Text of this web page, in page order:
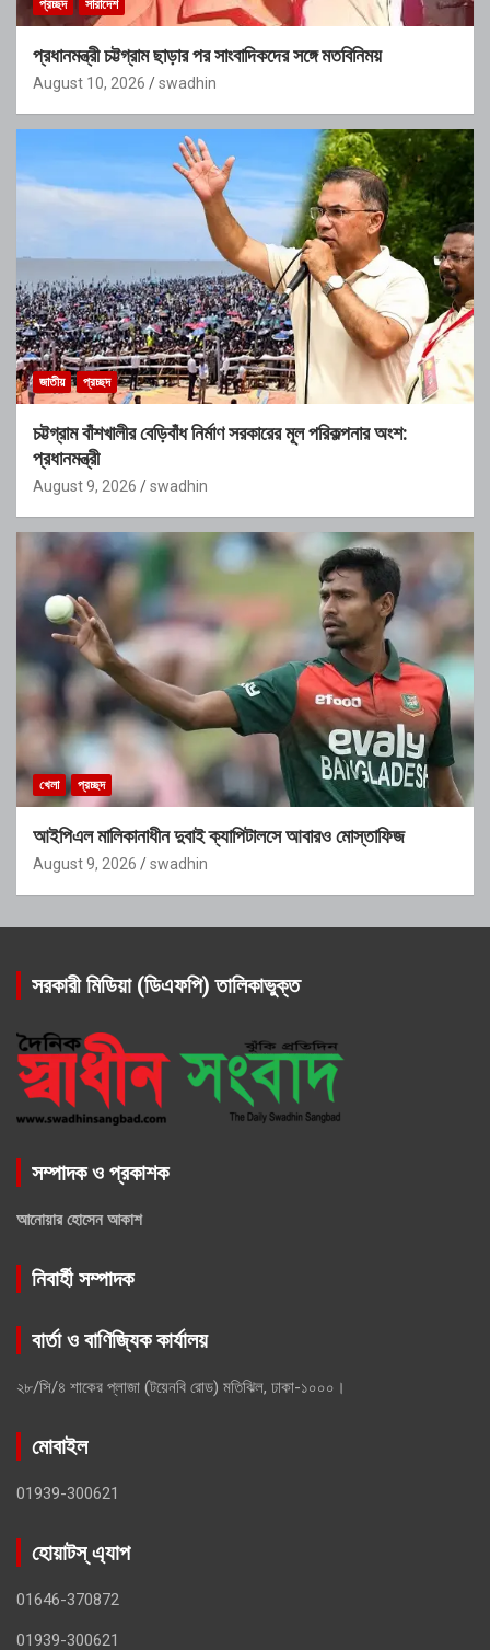
প্রচ্ছদ সারাদেশ
প্রধানমন্ত্রী চট্টগ্রাম ছাড়ার পর সাংবাদিকদের সঙ্গে মতবিনিময়
August 10, 2026 swadhin
জাতীয় প্রচ্ছদ
চট্টগ্রাম বাঁশখালীর বেড়িবাঁধ নির্মাণ সরকারের মূল পরিকল্পনার অংশ:
প্রধানমন্ত্রী
August 9, 2026 swadhin
খেলা প্রচ্ছদ
আইপিএল মালিকানাধীন দুবাই ক্যাপিটালসে আবারও মোস্তাফিজ
August 9, 2026 swadhin
সরকারী মিডিয়া (ডিএফপি) তালিকাভুক্ত
সম্পাদক ও প্রকাশক
আনোয়ার হোসেন আকাশ
নিবার্হী সম্পাদক
বার্তা ও বাণিজ্যিক কার্যালয়
২৮/সি/৪ শাকের প্লাজা (টয়েনবি রোড) মতিঝিল, ঢাকা-১০০০।
মোবাইল
01939-300621
হোয়াটস্ এ্যাপ
01646-370872
01939-300621